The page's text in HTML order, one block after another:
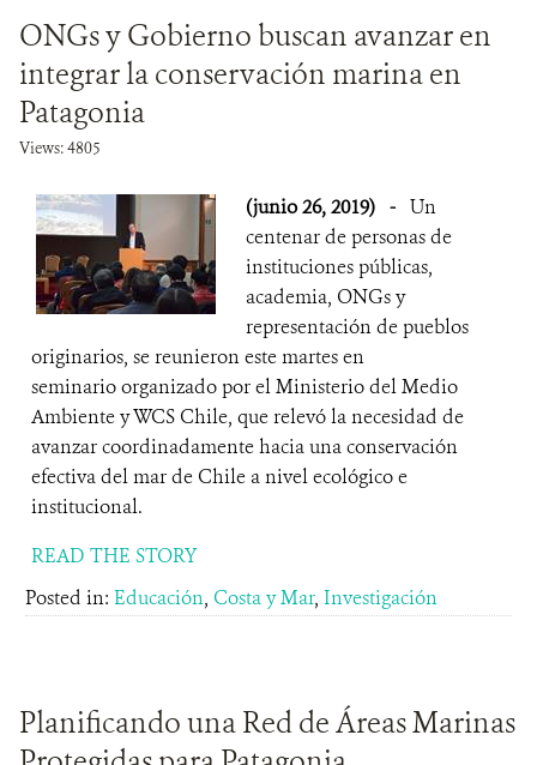
ONGs y Gobierno buscan avanzar en
integrar la conservación marina en
Patagonia
Views: 4805
(junio 26, 2019) - Un
centenar de personas de
instituciones públicas,
academia, ONGs y
representación de pueblos
originarios, se reunieron este martes en
seminario organizado por el Ministerio del Medio
Ambiente y WCS Chile, que relevó la necesidad de
avanzar coordinadamente hacia una conservación
efectiva del mar de Chile a nivel ecológico e
institucional.
READ THE STORY
Posted in: Educación, Costa y Mar, Investigación
Planificando una Red de Áreas Marinas